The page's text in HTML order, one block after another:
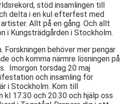
stöd insamlingen till
delta i en kul efterfest med
Allt på en gång. Och allt
i Kungsträdgården i Stockholm.
Forskningen behöver mer pengar
och komma närmre lösningen på
Imorgon torsdag 20 maj
och insamling för
i Stockholm. Kom till
kl 17.30 och 20.30 och hjälp oss